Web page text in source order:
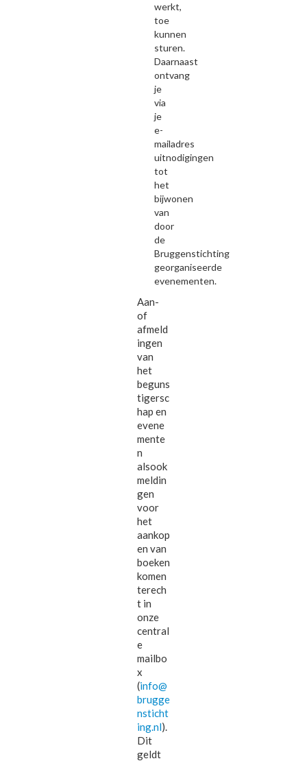
werkt,
toe
kunnen
sturen.
Daarnaast
ontvang
je
via
je
e-
mailadres
uitnodigingen
tot
het
bijwonen
van
door
de
Bruggenstichting
georganiseerde
evenementen.
Aan-
of
afmeld
ingen
van
het
beguns
tigersc
hap en
evene
mente
n
alsook
meldin
gen
voor
het
aankop
en van
boeken
komen
terech
t in
onze
central
e
mailbo
x
(info@
brugge
nsticht
ing.nl).
Dit
geldt